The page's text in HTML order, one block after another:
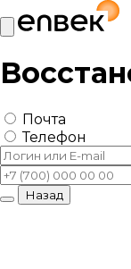
Почта
Телефон
Назад